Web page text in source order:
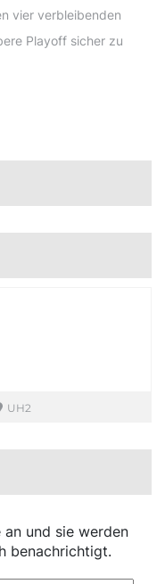
vier verbleibenden
Playoff sicher zu
UH2
an und sie werden
benachrichtigt.